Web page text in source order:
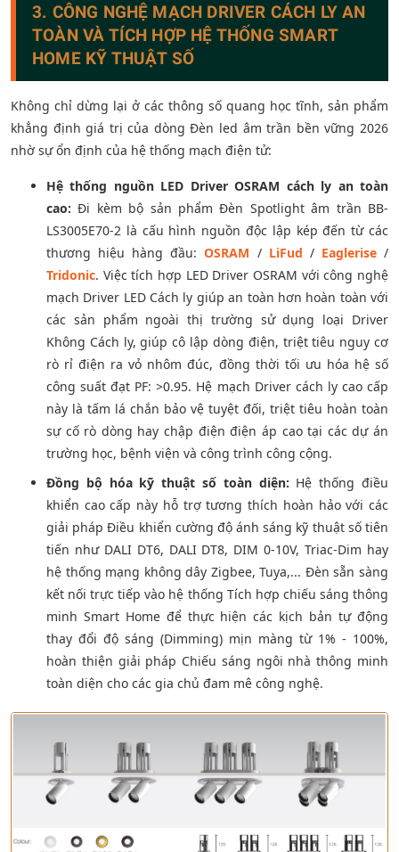
3. CÔNG NGHỆ MẠCH DRIVER CÁCH LY AN
TOÀN VÀ TÍCH HỢP HỆ THỐNG SMART
HOME KỸ THUẬT SỐ
Không chỉ dừng lại ở các thông số quang học tĩnh, sản phẩm
khẳng định giá trị của dòng Đèn led âm trần bền vững 2026
nhờ sự ổn định của hệ thống mạch điện tử:
Hệ thống nguồn LED Driver OSRAM cách ly an toàn
cao: Đi kèm bộ sản phẩm Đèn Spotlight âm trần BB-
LS3005E70-2 là cấu hình nguồn độc lập kép đến từ các
thương hiệu hàng đầu:OSRAM / LiFud / Eaglerise/
Tridonic. Việc tích hợp LED Driver OSRAM với công nghệ
mạch Driver LED Cách ly giúp an toàn hơn hoàn toàn với
các sản phẩm ngoài thị trường sử dụng loại Driver
Không Cách ly, giúp cô lập dòng điện, triệt tiêu nguy cơ
rò rỉ điện ra vỏ nhôm đúc, đồng thời tối ưu hóa hệ số
công suất đạt PF: >0.95. Hệ mạch Driver cách ly cao cấp
này là tấm lá chắn bảo vệ tuyệt đối, triệt tiêu hoàn toàn
sự cố rò dòng hay chập điện điện áp cao tại các dự án
trường học, bệnh viện và công trình công cộng.
Đồng bộ hóa kỹ thuật số toàn diện: Hệ thống điều
khiển cao cấp này hỗ trợ tương thích hoàn hảo với các
giải pháp Điều khiển cường độ ánh sáng kỹ thuật số tiên
tiến như DALI DT6, DALI DT8, DIM 0-10V, Triac-Dim hay
hệ thống mạng không dây Zigbee, Tuya,... Đèn sẵn sàng
kết nối trực tiếp vào hệ thống Tích hợp chiếu sáng thông
minh Smart Home để thực hiện các kịch bản tự động
thay đổi độ sáng (Dimming) mịn màng từ 1% - 100%,
hoàn thiện giải pháp Chiếu sáng ngôi nhà thông minh
toàn diện cho các gia chủ đam mê công nghệ.